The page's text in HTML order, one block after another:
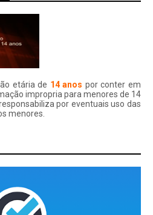
etária de 14 anos por conter em
impropria para menores de 14
por eventuais uso das
menores.